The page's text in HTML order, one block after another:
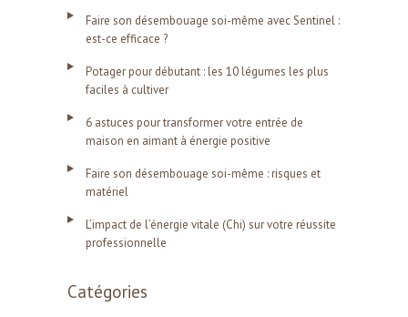
Faire son désembouage soi-même avec Sentinel :
est-ce efficace ?
Potager pour débutant : les 10 légumes les plus
faciles à cultiver
6 astuces pour transformer votre entrée de
maison en aimant à énergie positive
Faire son désembouage soi-même : risques et
matériel
L’impact de l’énergie vitale (Chi) sur votre réussite
professionnelle
Catégories